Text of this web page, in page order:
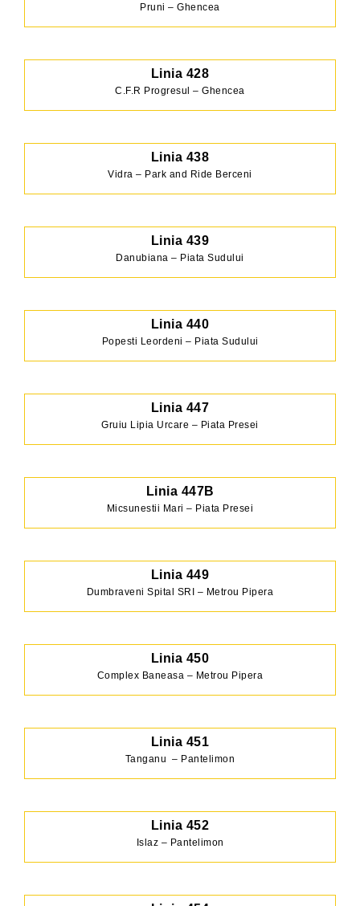
Pruni – Ghencea
Linia 428
C.F.R Progresul – Ghencea
Linia 438
Vidra – Park and Ride Berceni
Linia 439
Danubiana – Piata Sudului
Linia 440
Popesti Leordeni – Piata Sudului
Linia 447
Gruiu Lipia Urcare – Piata Presei
Linia 447B
Micsunestii Mari – Piata Presei
Linia 449
Dumbraveni Spital SRI – Metrou Pipera
Linia 450
Complex Baneasa – Metrou Pipera
Linia 451
Tanganu – Pantelimon
Linia 452
Islaz – Pantelimon